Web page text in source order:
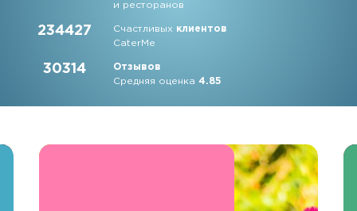
и ресторанов
234427 Счастливых клиентов
CaterMe
30314
Отзывов
Средняя оценка4.85